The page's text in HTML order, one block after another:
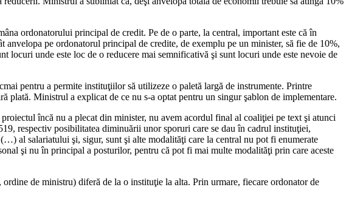
ordonatorului principal de credit. Pe de o parte, la central, important este că în
pe ordonatorul principal de credite, de exemplu pe un minister, să fie de 10%,
locuri unde este loc de o reducere mai semnificativă şi sunt locuri unde este nevoie de
pentru a permite instituţiilor să utilizeze o paletă largă de instrumente. Printre
Ministrul a explicat de ce nu s-a optat pentru un singur şablon de implementare.
încă nu a plecat din minister, nu avem acordul final al coaliţiei pe text şi atunci
respectiv posibilitatea diminuării unor sporuri care se dau în cadrul instituţiei,
al salariatului şi, sigur, sunt şi alte modalităţi care la central nu pot fi enumerate
şi nu în principal a posturilor, pentru că pot fi mai multe modalităţi prin care aceste
de ministru) diferă de la o instituţie la alta. Prin urmare, fiecare ordonator de